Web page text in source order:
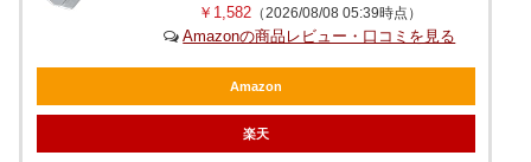
￥1,582（2026/08/08 05:39時点）
Amazonの商品レビュー・口コミを見る
Amazon
楽天